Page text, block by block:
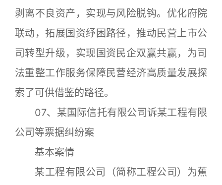
剥离不良资产，实现与风险脱钩。优化府院
联动，拓展国资纾困路径，推动民营上市公
司转型升级，实现国资民企双赢共赢，为司
法重整工作服务保障民营经济高质量发展探
索了可供借鉴的路径。
07、某国际信托有限公司诉某工程有限
公司等票据纠纷案
基本案情
某工程有限公司（简称工程公司）为蕉